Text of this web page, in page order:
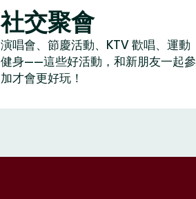
社交聚會
演唱會、節慶活動、KTV 歡唱、運動
健身——這些好活動，和新朋友一起參
加才會更好玩！